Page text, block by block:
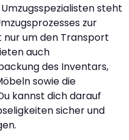
steht
zur
nur um den Transport
auch
des Inventars,
sowie die
kannst dich darauf
sicher und